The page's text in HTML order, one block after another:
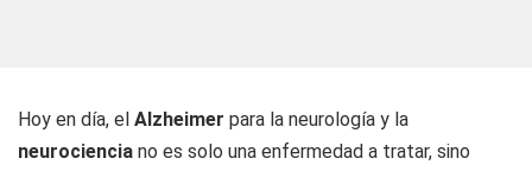
Hoy en día, el Alzheimer para la neurología y la
neurociencia no es solo una enfermedad a tratar, sino